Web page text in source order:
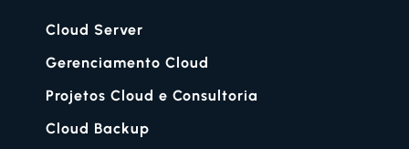
Cloud Server
Gerenciamento Cloud
Projetos Cloud e Consultoria
Cloud Backup